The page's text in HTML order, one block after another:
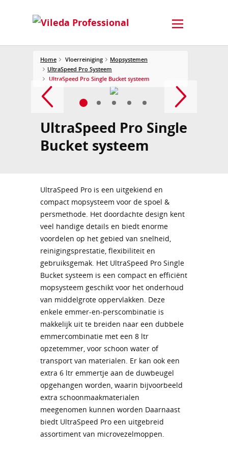
Home Vloerreiniging
Mopsystemen
UltraSpeed Pro Systeem
UltraSpeed Pro Single Bucket systeem
UltraSpeed Pro Single
Bucket systeem
UltraSpeed Pro is een uitgekiend en
compact mopsysteem voor de spoel &
persmethode. Het doordachte design kent
veel handige details en biedt enorme
voordelen op het gebied van snelheid,
reinigingsprestatie, flexibiliteit en
gebruiksgemak. Het UltraSpeed Pro Single
Bucket systeem is een compact en efficiënt
mopsysteem geschikt voor het onderhoud
van middelgrote oppervlakken. Deze
enkele emmer-en-perscombinatie is
makkelijk uit te breiden naar een dubbele
emmercombinatie met een 8 ltr
opzetemmer, voor schoon water of
transport van materialen. Er kan ook een
extra 6 ltr emmertje aan de duwbeugel
opgehangen worden, waarin bijvoorbeeld
extra schoonmaakmaterialen
meegenomen kunnen worden Daarnaast
biedt UltraSpeed Pro een uitgebreid
assortiment van microvezelmoppen.